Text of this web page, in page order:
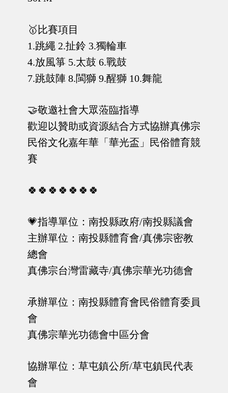
🥇比賽項目
1.跳繩 2.扯鈴 3.獨輪車
4.放風箏 5.太鼓 6.戰鼓
7.跳鼓陣 8.閩獅 9.醒獅 10.舞龍
🤝敬邀社會大眾蒞臨指導
歡迎以贊助或資源結合方式協辦真佛宗
民俗文化嘉年華「華光盃」民俗體育競
賽
🍀🍀🍀🍀🍀🍀🍀
💗指導單位：南投縣政府/南投縣議會
主辦單位：南投縣體育會/真佛宗密教
總會
真佛宗台灣雷藏寺/真佛宗華光功德會
承辦單位：南投縣體育會民俗體育委員
會
真佛宗華光功德會中區分會
協辦單位：草屯鎮公所/草屯鎮民代表
會